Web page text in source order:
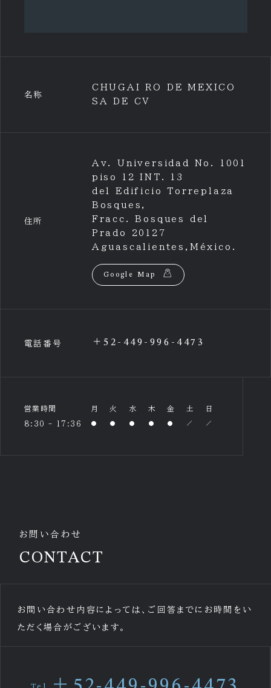
名称
CHUGAI RO DE MEXICO
SA DE CV
住所
Av. Universidad No. 1001
piso 12 INT. 13
del Edificio Torreplaza
Bosques,
Fracc. Bosques del
Prado 20127
Aguascalientes,México.
Google Map
電話番号 ＋52-449-996-4473
営業時間 月 火 水 木 金 土 日
8:30 - 17:36
お問い合わせ
CONTACT
お問い合わせ内容によっては、ご回答までにお時間をい
ただく場合がございます。